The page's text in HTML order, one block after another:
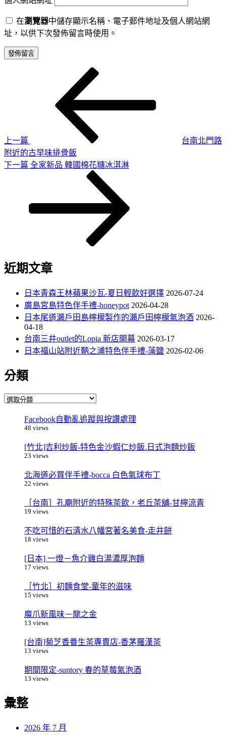
在瀏覽器中儲存顯示名稱、電子郵件地址及個人網站網
址，以供下次發佈留言時使用。
上一篇
台南北門路
附近的古早味排骨飯
下
下一篇 全家新品 韓國棉花糖冰淇淋
近期文章
日本青森王林蘋果沙瓦-夏日輕飲好選擇 2026-07-24
廣島宮島特色伴手禮-honeypot 2026-04-28
日本尾道瀨戶田島檸檬製作的瀨戶田檸檬氣泡酒 2026-
04-18
台南三井outlet的Lopia 新店開幕 2026-03-17
日本福山站附近鞆之浦特色伴手禮-藻鹽 2026-02-06
分類
分
Facebook自動亂追蹤與按讚處理
48 views
[竹北]吉利炒飯-特色金沙蝦仁炒飯.日式泡麵炒飯
23 views
北海道必買伴手禮-bocca 白色氣球布丁
22 views
［台南］孔廟附近的特殊茶飲，老丘茶舖-甘檸涼青
19 views
不吃可惜的石清水八幡宮著名美食-走井餅
18 views
[日本] 一燈－魚介雞白湯濃厚泡麵
17 views
［竹北］初麵食堂-童年的滋味
15 views
魔爪新風味－龍之金
13 views
[台南]菊芝香養生茶專賣店-香茅羅漢茶
13 views
期間限定-suntory 春的草莓氣泡酒
13 views
彙整
2026 年 7 月